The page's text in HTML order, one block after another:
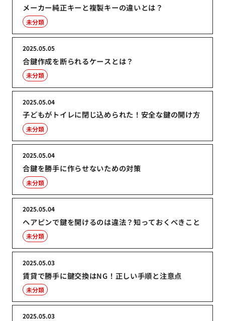
メーカー純正キーと複製キーの違いとは？
未分類
合鍵作成を断られるケースとは？
2025.05.05
未分類
子どもがトイレに閉じ込められた！安全な鍵の開け方
2025.05.04
未分類
合鍵を勝手に作らせないための対策
2025.05.04
未分類
ヘアピンで鍵を開けるのは違法？知っておくべきこと
2025.05.04
未分類
賃貸で勝手に鍵交換はNG！正しい手順と注意点
2025.05.03
未分類
2025.05.03